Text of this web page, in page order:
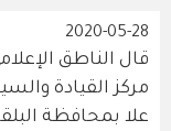
2020-05-28
قال الناطق
مركز القيادة
علا بمحافظة